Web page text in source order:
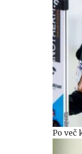
Po več